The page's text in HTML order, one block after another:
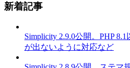
新着記事
Simplicity 2.9.0公開。PHP
が出ないように対応など